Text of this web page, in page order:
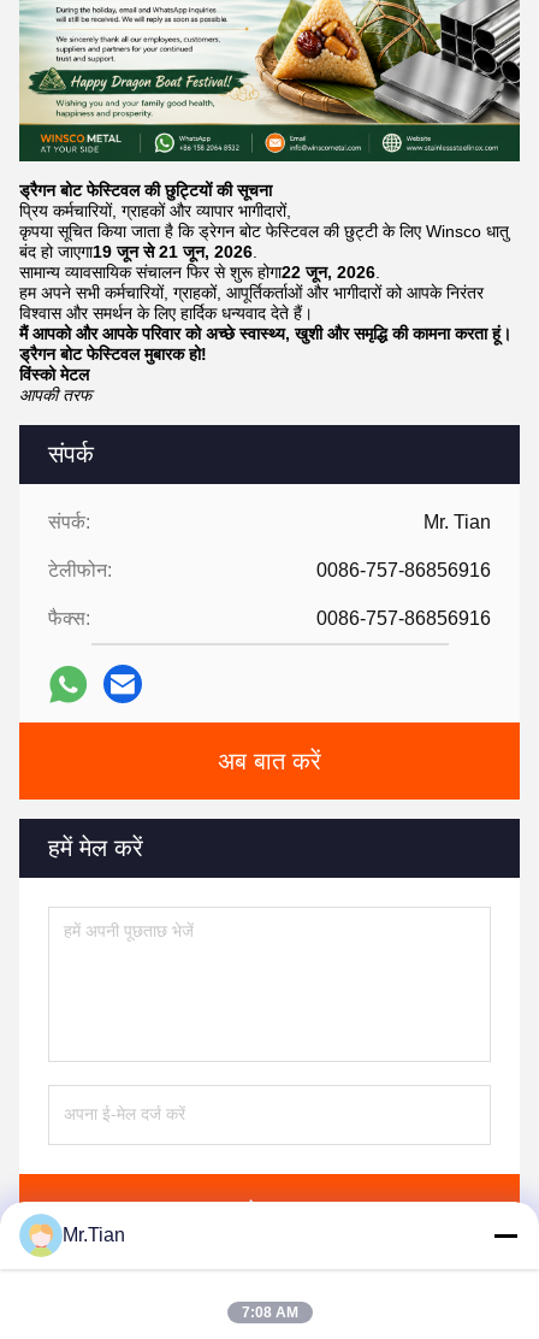
संपर्क
संपर्क: Mr. Tian
टेलीफोन: 0086-757-86856916
फैक्स: 0086-757-86856916
अब बात करें
हमें मेल करें
ड्रैगन बोट फेस्टिवल की छुट्टियों की सूचना
प्रिय कर्मचारियों, ग्राहकों और व्यापार भागीदारों,
कृपया सूचित किया जाता है कि ड्रेगन बोट फेस्टिवल की छुट्टी के लिए Winsco धातु
बंद हो जाएगा19 जून से 21 जून, 2026
सामान्य व्यावसायिक संचालन फिर से शुरू होगा22 जून, 2026
हम अपने सभी कर्मचारियों, ग्राहकों, आपूर्तिकर्ताओं और भागीदारों को आपके निरंतर
विश्वास और समर्थन के लिए हार्दिक धन्यवाद देते हैं।
मैं आपको और आपके परिवार को अच्छे स्वास्थ्य, खुशी और समृद्धि की कामना करता हूं।
ड्रैगन बोट फेस्टिवल मुबारक हो!
विंस्को मेटल
आपकी तरफ
Mr.Tian
7:08 AM